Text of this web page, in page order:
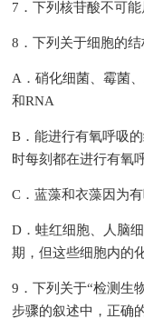
7．下列核苷酸不可
8．下列关于细胞的
A．硝化细菌、霉菌
和RNA
B．能进行有氧呼吸
时每刻都在进行有氧
C．蓝藻和衣藻因为
D．蛙红细胞、人脑
期，但这些细胞内的
9．下列关于“检测生
步骤的叙述中，正确